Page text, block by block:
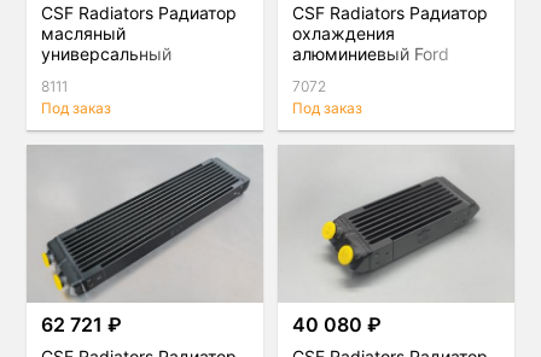
CSF Radiators Радиатор
масляный
универсальный
8111
Под заказ
CSF Radiators Радиатор
охлаждения
алюминиевый Ford
7072
Под заказ
62 721 ₽ 40 080 ₽